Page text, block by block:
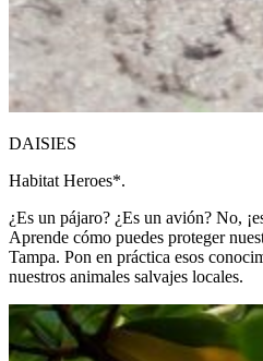
DAISIES
Habitat Heroes*.
¿Es un pájaro? ¿Es un avión? No,
Aprende cómo puedes proteger
Tampa. Pon en práctica esos
nuestros animales salvajes locales.